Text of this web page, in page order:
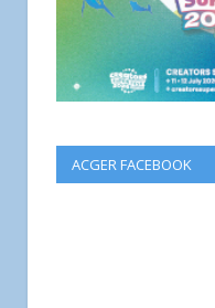
ACGER FACEBOOK